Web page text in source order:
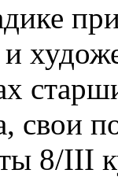
свои
8/